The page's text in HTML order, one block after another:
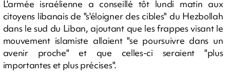
L'armée israélienne a conseillé tôt lundi matin aux
citoyens libanais de "s'éloigner des cibles" du Hezbollah
dans le sud du Liban, ajoutant que les frappes visant le
mouvement islamiste allaient "se poursuivre dans un
avenir proche" et que celles-ci seraient "plus
importantes et plus précises".